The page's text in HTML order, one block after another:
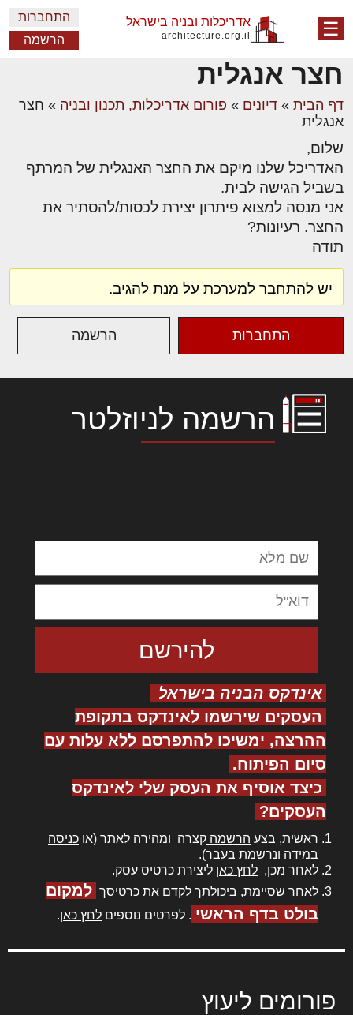
☰ אדריכלות ובניה בישראל
architecture.org.il
התחברות
הרשמה
חצר אנגלית
דף הבית » דיונים » פורום אדריכלות, תכנון ובניה » חצר
אנגלית
שלום,
האדריכל שלנו מיקם את החצר האנגלית של המרתף
בשביל הגישה לבית.
אני מנסה למצוא פיתרון יצירת לכסות/להסתיר את
החצר. רעיונות?
תודה
יש להתחבר למערכת על מנת להגיב.
התחברות הרשמה
הרשמה לניוזלטר
אינדקס הבניה בישראל
העסקים שירשמו לאינדקס בתקופת
ההרצה, ימשיכו להתפרסם ללא עלות עם
סיום הפיתוח.
כיצד אוסיף את העסק שלי לאינדקס
העסקים?
ראשית, בצע הרשמה קצרה ומהירה לאתר (או כניסה
במידה ונרשמת בעבר).
לאחר מכן, לחץ כאן ליצירת כרטיס עסק.
לאחר שסיימת, ביכולתך לקדם את כרטיסך למקום
בולט בדף הראשי . לפרטים נוספים לחץ כאן.
פורומים ליעוץ